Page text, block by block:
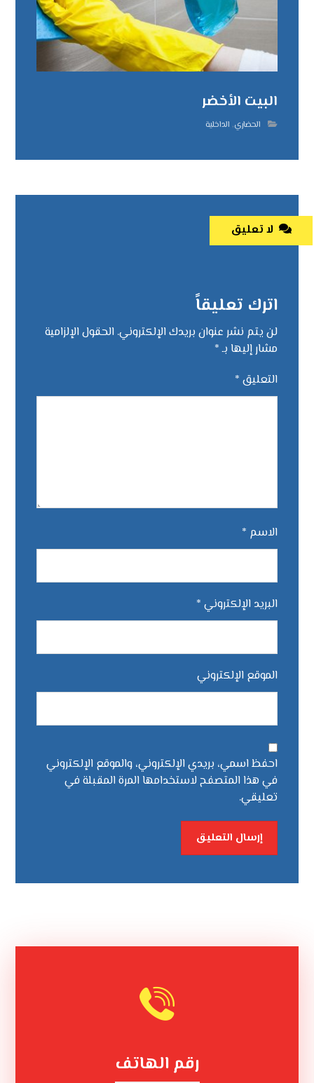
البيت الأخضر
الحضاري, الداخلية
لا تعليق
اترك تعليقاً
لن يتم نشر عنوان بريدك الإلكتروني. الحقول الإلزامية
مشار إليها بـ*
التعليق *
الاسم *
البريد الإلكتروني *
الموقع الإلكتروني
احفظ اسمي، بريدي الإلكتروني، والموقع الإلكتروني
في هذا المتصفح لاستخدامها المرة المقبلة في
تعليقي.
إرسال التعليق
رقم الهاتف